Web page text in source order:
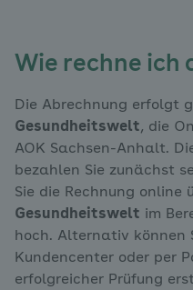
Wie rechne ich
Die Abrechnung erfolgt
Gesundheitswelt, die
AOK Sachsen-Anhalt.
bezahlen Sie zunächst
Sie die Rechnung online
Gesundheitswelt im
hoch. Alternativ können
Kundencenter oder per
erfolgreicher Prüfung